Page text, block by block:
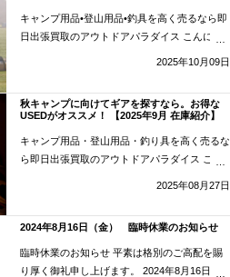
の続きを読む
キャンプ用品•登山用品•釣具を高く売るなら即
日出張買取のアウトドアパラダイス こんにち
計画はいつも楽しけど、移動のことを考えると
気が滅入 …“【知ってた？】都心から〜1時間
む
2025年10月09日
秋キャンプに向けてギアを探すなら。お得な
USEDがオススメ！ 【2025年9月 在庫紹介】
キャンプ用品・登山用品・釣り具を高く売るな
ら即日出張買取のアウトドアパラダイス こん
響で息苦しかったあの熱風も、お盆を過ぎたあ
たりから …“秋キャンプに向けてギアを探すな
ら。お得なUSEDがオススメ！ 【2025年9月 在
庫紹介】” の続きを読む
2025年08月27日
2024年8月16日（金） 臨時休業のお知らせ
臨時休業のお知らせ 平素は格別のご高配を賜
り厚く御礼申し上げます。 2024年8月16日